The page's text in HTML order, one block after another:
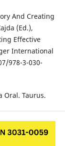
And Creating
(Ed.),
Effective
International
978-3-030-
Oral. Taurus.